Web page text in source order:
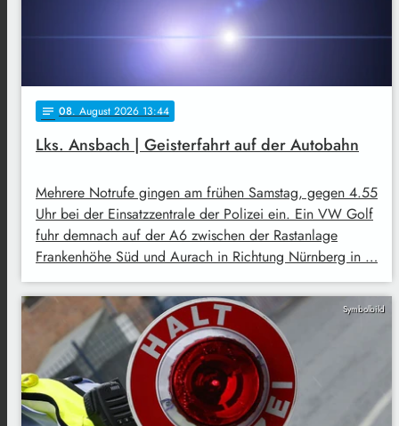
notes 08. August 2026 13:44
Lks. Ansbach | Geisterfahrt auf der Autobahn
Mehrere Notrufe gingen am frühen Samstag, gegen 4.55
Uhr bei der Einsatzzentrale der Polizei ein. Ein VW Golf
fuhr demnach auf der A6 zwischen der Rastanlage
Frankenhöhe Süd und Aurach in Richtung Nürnberg in …
Symbolbild